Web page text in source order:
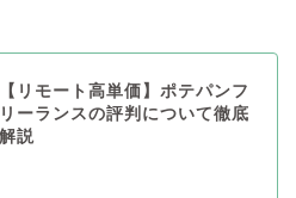
【リモート高単価】ポテパンフ
リーランスの評判について徹底
解説